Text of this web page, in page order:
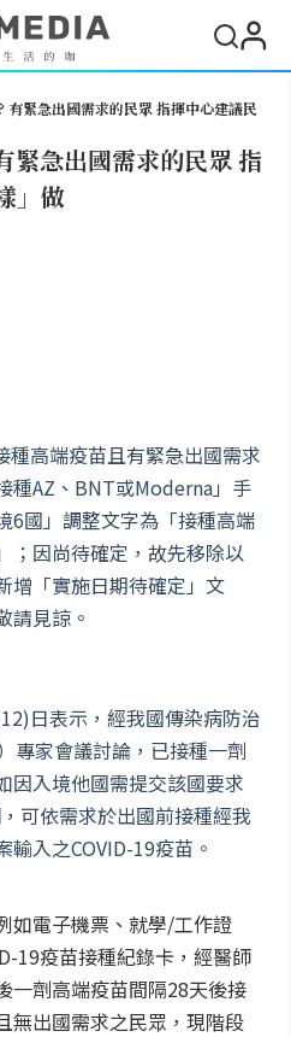
有緊急出國需求的民眾 指揮中心建議民
緊急出國需求的民眾 指
」做
高端疫苗且有緊急出國需求
種AZ、BNT或Moderna」手
6國」調整文字為「接種高端
；因尚待確定，故先移除以
增「實施日期待確定」文
請見諒。
日表示，經我國傳染病防治
專家會議討論，已接種一劑
因入境他國需提交該國要求
可依需求於出國前接種經我
入之COVID-19疫苗。
如電子機票、就學/工作證
19疫苗接種紀錄卡，經醫師
一劑高端疫苗間隔28天後接
無出國需求之民眾，現階段